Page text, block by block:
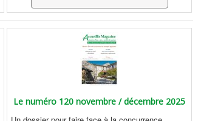
Le numéro 120 novembre / décembre 2025